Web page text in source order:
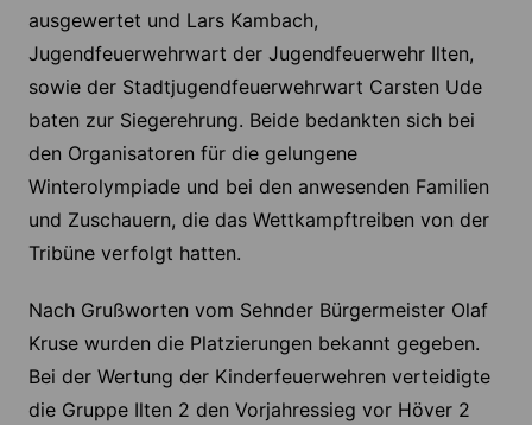
ausgewertet und Lars Kambach,
Jugendfeuerwehrwart der Jugendfeuerwehr Ilten,
sowie der Stadtjugendfeuerwehrwart Carsten Ude
baten zur Siegerehrung. Beide bedankten sich bei
den Organisatoren für die gelungene
Winterolympiade und bei den anwesenden Familien
und Zuschauern, die das Wettkampftreiben von der
Tribüne verfolgt hatten.
Nach Grußworten vom Sehnder Bürgermeister Olaf
Kruse wurden die Platzierungen bekannt gegeben.
Bei der Wertung der Kinderfeuerwehren verteidigte
die Gruppe Ilten 2 den Vorjahressieg vor Höver 2